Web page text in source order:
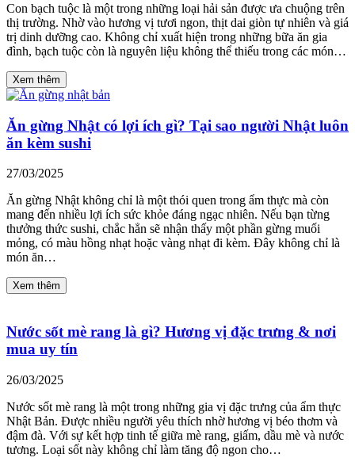
Con bạch tuộc là một trong những loại hải sản được ưa chuộng trên
thị trường. Nhờ vào hương vị tươi ngon, thịt dai giòn tự nhiên và giá
trị dinh dưỡng cao. Không chỉ xuất hiện trong những bữa ăn gia
đình, bạch tuộc còn là nguyên liệu không thể thiếu trong các món…
Xem thêm
Ăn gừng Nhật có lợi ích gì? Tại sao người Nhật luôn
ăn kèm sushi
27/03/2025
Ăn gừng Nhật không chỉ là một thói quen trong ẩm thực mà còn
mang đến nhiều lợi ích sức khỏe đáng ngạc nhiên. Nếu bạn từng
thưởng thức sushi, chắc hẳn sẽ nhận thấy một phần gừng muối
mỏng, có màu hồng nhạt hoặc vàng nhạt đi kèm. Đây không chỉ là
món ăn…
Xem thêm
Nước sốt mè rang là gì? Hương vị đặc trưng & nơi
mua uy tín
26/03/2025
Nước sốt mè rang là một trong những gia vị đặc trưng của ẩm thực
Nhật Bản. Được nhiều người yêu thích nhờ hương vị béo thơm và
đậm đà. Với sự kết hợp tinh tế giữa mè rang, giấm, dầu mè và nước
tương. Loại sốt này không chỉ làm tăng độ ngon cho…